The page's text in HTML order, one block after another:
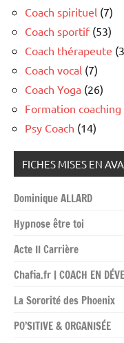
Coach spirituel (7)
Coach sportif(53)
Coach thérapeute
Coach vocal (7)
Coach Yoga (26)
Formation coaching
Psy Coach (14)
FICHES MISES EN
Dominique ALLARD
Hypnose être toi
Acte II Carrière
Chafia.fr | COACH EN
La Sororité des Phoenix
PO’SITIVE & ORGANISÉE